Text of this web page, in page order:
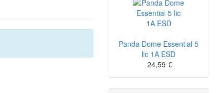
Panda Dome Essential 5
lic 1A ESD
24,59 €